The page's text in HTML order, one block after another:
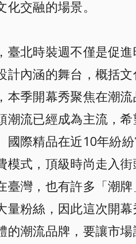
交融的場景。
臺北時裝週不僅是促
計內涵的舞台，概括
本季開幕秀聚焦在潮
潮流已經成為主流，
國際精品在近10年紛
模式，頂級時尚走入
臺灣，也有許多「潮
量粉絲， 因此這次開
的潮流品牌， 要讓市